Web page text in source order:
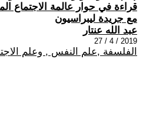
قراءة في حوار عالمة الاجتماع
مع جريدة ليبراسيون
عبد الله عنتار
2019 / 4 / 27
الفلسفة ,علم النفس , وعلم